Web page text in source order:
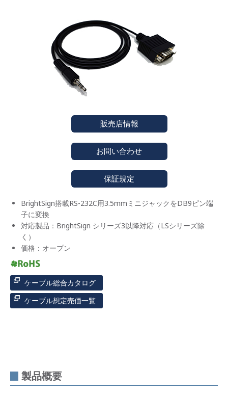
販売店情報
お問い合わせ
保証規定
BrightSign搭載RS-232C用3.5mmミニジャックをDB9ピン端
子に変換
対応製品：BrightSign シリーズ3以降対応（LSシリーズ除
く）
価格：オープン
ケーブル総合カタログ
ケーブル想定売価一覧
製品概要